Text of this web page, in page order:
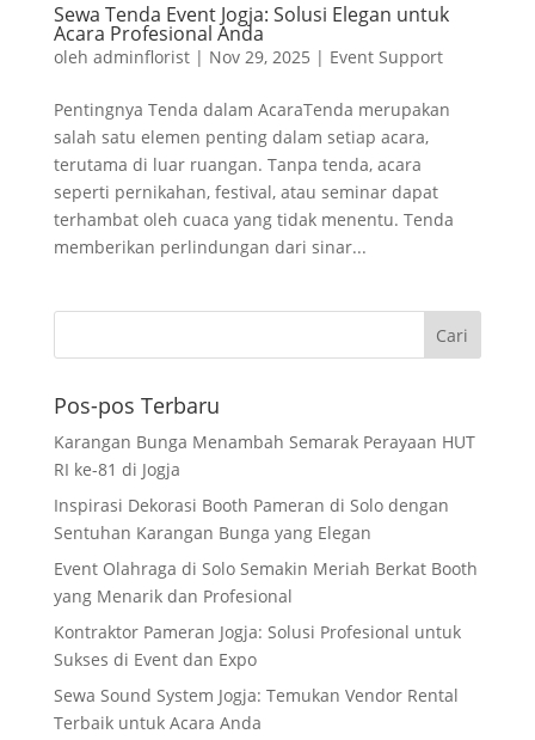
Sewa Tenda Event Jogja: Solusi Elegan untuk
Acara Profesional Anda
oleh adminflorist| Nov 29, 2025 | Event Support
Pentingnya Tenda dalam AcaraTenda merupakan
salah satu elemen penting dalam setiap acara,
terutama di luar ruangan. Tanpa tenda, acara
seperti pernikahan, festival, atau seminar dapat
terhambat oleh cuaca yang tidak menentu. Tenda
memberikan perlindungan dari sinar...
Pos-pos Terbaru
Karangan Bunga Menambah Semarak Perayaan HUT
RI ke-81 di Jogja
Inspirasi Dekorasi Booth Pameran di Solo dengan
Sentuhan Karangan Bunga yang Elegan
Event Olahraga di Solo Semakin Meriah Berkat Booth
yang Menarik dan Profesional
Kontraktor Pameran Jogja: Solusi Profesional untuk
Sukses di Event dan Expo
Sewa Sound System Jogja: Temukan Vendor Rental
Terbaik untuk Acara Anda